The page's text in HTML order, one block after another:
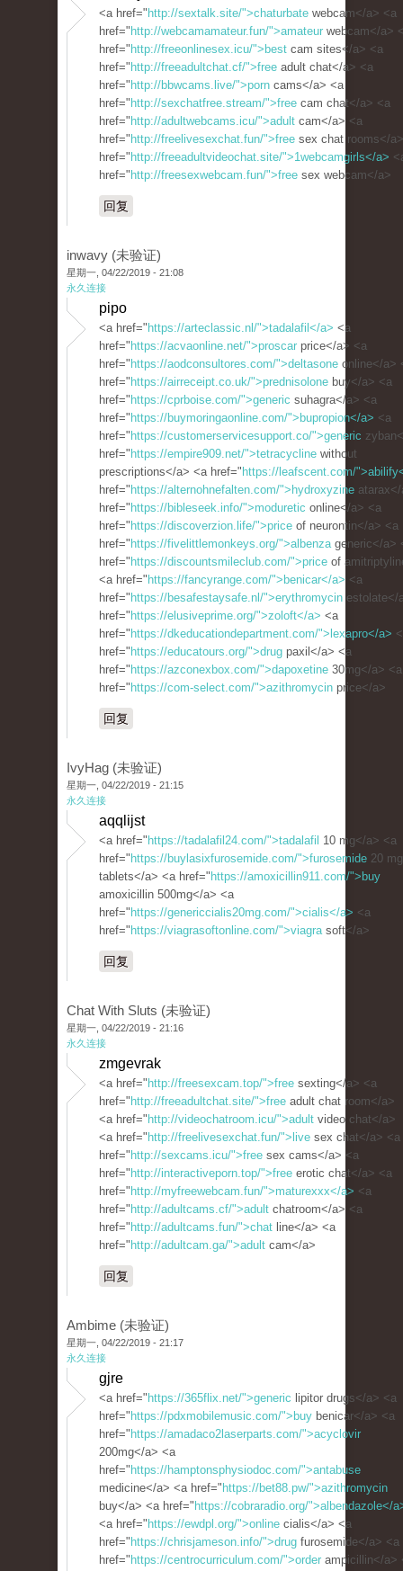
<a href=" http://sextalk.site/">chaturbate webcam</a> <a
href=" http://webcamamateur.fun/">amateur webcam</a>
href=" http://freeonlinesex.icu/">best cam sites</a> <a
href=" http://freeadultchat.cf/">free adult chat</a> <a
href=" http://bbwcams.live/">porn cams</a> <a
href=" http://sexchatfree.stream/">free cam chat</a> <a
href=" http://adultwebcams.icu/">adult cam</a> <a
href=" http://freelivesexchat.fun/">free sex chat rooms</
href=" http://freeadultvideochat.site/">1webcamgirls</a>
href=" http://freesexwebcam.fun/">free sex webcam</a>
回复
inwavy (未验证)
星期一, 04/22/2019 - 21:08
永久连接
pipo
<a href=" https://arteclassic.nl/">tadalafil</a> <a
href=" https://acvaonline.net/">proscar price</a> <a
href=" https://aodconsultores.com/">deltasone online</a>
href=" https://airreceipt.co.uk/">prednisolone buy</a> <a
href=" https://cprboise.com/">generic suhagra</a> <a
href=" https://buymoringaonline.com/">bupropion</a> <a
href=" https://customerservicesupport.co/">generic
href=" https://empire909.net/">tetracycline without
prescriptions</a> <a href=" https://leafscent.com/
href=" https://alternohnefalten.com/">hydroxyzine
href=" https://bibleseek.info/">moduretic online</a> <a
href=" https://discoverzion.life/">price of neurontin</a> <a
href=" https://fivelittlemonkeys.org/">albenzageneric</a>
href=" https://discountsmileclub.com/">price of
<a href=" https://fancyrange.com/">benicar</a> <a
href=" https://besafestaysafe.nl/">erythromycin estolate</
href=" https://elusiveprime.org/">zoloft</a> <a
href=" https://dkeducationdepartment.com/">lexapro</a>
href=" https://educatours.org/">drug paxil</a> <a
href=" https://azconexbox.com/">dapoxetine 30mg</a> <a
href=" https://com-select.com/">azithromycin price</a>
回复
IvyHag (未验证)
星期一, 04/22/2019 - 21:15
永久连接
aqqlijst
<a href=" https://tadalafil24.com/">tadalafil 10 mg</a> <a
href=" https://buylasixfurosemide.com/">furosemide 20 mg
tablets</a> <a href=" https://amoxicillin911.com/">buy
amoxicillin 500mg</a> <a
href=" https://genericcialis20mg.com/">cialis</a> <a
href=" https://viagrasoftonline.com/">viagrasoft</a>
回复
Chat With Sluts (未验证)
星期一, 04/22/2019 - 21:16
永久连接
zmgevrak
<a href=" http://freesexcam.top/">free sexting</a> <a
href=" http://freeadultchat.site/">free adult chat room</a>
<a href=" http://videochatroom.icu/">adult video chat</a>
<a href=" http://freelivesexchat.fun/">live sex chat</a> <a
href=" http://sexcams.icu/">free sex cams</a> <a
href=" http://interactiveporn.top/">free erotic chat</a> <a
href=" http://myfreewebcam.fun/">maturexxx</a> <a
href=" http://adultcams.cf/">adult chatroom</a> <a
href=" http://adultcams.fun/">chat line</a> <a
href=" http://adultcam.ga/">adult cam</a>
回复
Ambime (未验证)
星期一, 04/22/2019 - 21:17
永久连接
gjre
<a href=" https://365flix.net/">generic lipitor drugs</a> <a
href=" https://pdxmobilemusic.com/">buy benicar</a> <a
href=" https://amadaco2laserparts.com/">acyclovir
200mg</a> <a
href=" https://hamptonsphysiodoc.com/">antabuse
medicine</a> <a href=" https://bet88.pw/">azithromycin
buy</a> <a href=" https://cobraradio.org/">albendazole</
<a href=" https://ewdpl.org/">online cialis</a> <a
href=" https://chrisjameson.info/">drug furosemide</a> <a
href=" https://centrocurriculum.com/">order ampicillin</a>